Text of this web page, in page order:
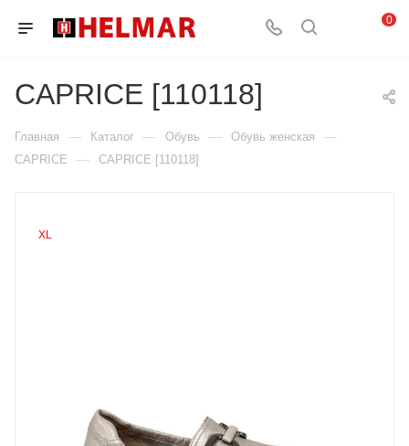
0
CAPRICE [110118]
Главная — Каталог — Обувь — Обувь женская —
CAPRICE — CAPRICE [110118]
XL